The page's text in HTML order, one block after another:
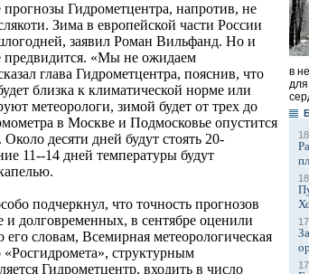
Гидрометцентра, напротив, не
Зима в европейской части России
заявил Роман Вильфанд. Но и
предвидится. «Мы не ожидаем
глава Гидрометцентра, пояснив, что
близка к климатической норме или
метеорологи, зимой будет от трех до
в Москве и Подмосковье опустится
десяти дней будут стоять 20-
11--14 дней температуры будут
подчеркнул, что точность прогнозов
и долговременных, в сентябре оценили
словам, Всемирная метеорологическая
«Росгидромета», структурным
Гидрометцентр, входить в число
в